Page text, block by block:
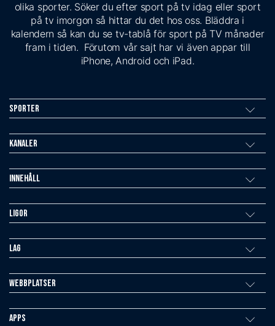
olika sporter. Söker du efter sport på tv idag eller sport
på tv imorgon så hittar du det hos oss. Bläddra i
kalendern så kan du se tv-tablå för sport på TV månader
fram i tiden. Förutom vår sajt har vi även appar till
iPhone, Android och iPad.
Sporter
Kanaler
Innehåll
Ligor
Lag
Webbplatser
Apps